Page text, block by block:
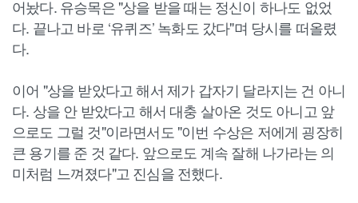
어놨다. 유승목은 "상을 받을 때는 정신이 하나도 없었
다. 끝나고 바로 ‘유퀴즈’ 녹화도 갔다"며 당시를 떠올렸
다.
이어 "상을 받았다고 해서 제가 갑자기 달라지는 건 아니
다. 상을 안 받았다고 해서 대충 살아온 것도 아니고 앞
으로도 그럴 것"이라면서도 "이번 수상은 저에게 굉장히
큰 용기를 준 것 같다. 앞으로도 계속 잘해 나가라는 의
미처럼 느껴졌다"고 진심을 전했다.